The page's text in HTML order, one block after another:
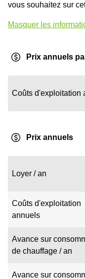
vous souhaitez sur
Masquer les
Prix annuels
Coûts d'exploitation
Prix annuels
Loyer / an
Coûts d'exploitation
annuels
Avance sur
de chauffage / an
Avance sur